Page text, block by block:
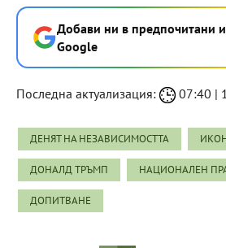
Добави ни в предпочитани
Google
Последна актуализация: 07:40 |
ДЕНЯТ НА НЕЗАВИСИМОСТТА
ДОНАЛД ТРЪМП НАЦИОНАЛЕН
ДОПИТВАНЕ